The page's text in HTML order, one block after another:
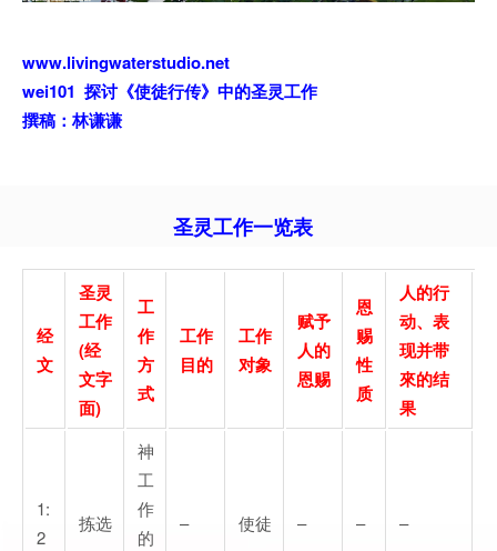
www.livingwaterstudio.net
wei101 探讨《使徒行传》中的圣灵工作
撰稿：林谦谦
圣灵工作一览表
经
文
圣灵
工作
(经
文字
面)
工
作
方
式
工作
目的
工作
对象
赋予
人的
恩赐
恩
赐
性
质
人的行
动、表
现并带
來的结
果
1:
2
拣选
神
工
作
的
– 使徒 – – –